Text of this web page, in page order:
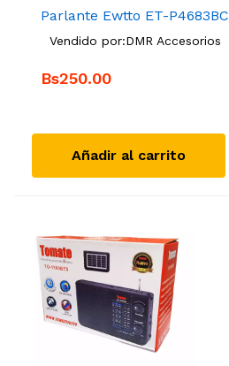
Parlante Ewtto ET-P4683BC
Vendido por:DMR Accesorios
Bs250.00
Añadir al carrito